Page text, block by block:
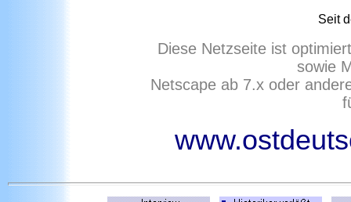
Seit
Diese Netzseite ist
sowie
Netscape ab 7.x oder